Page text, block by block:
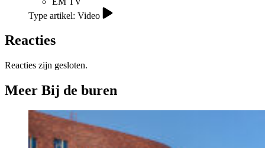
Type artikel: Video
Reacties
Reacties zijn gesloten.
Meer Bij de buren